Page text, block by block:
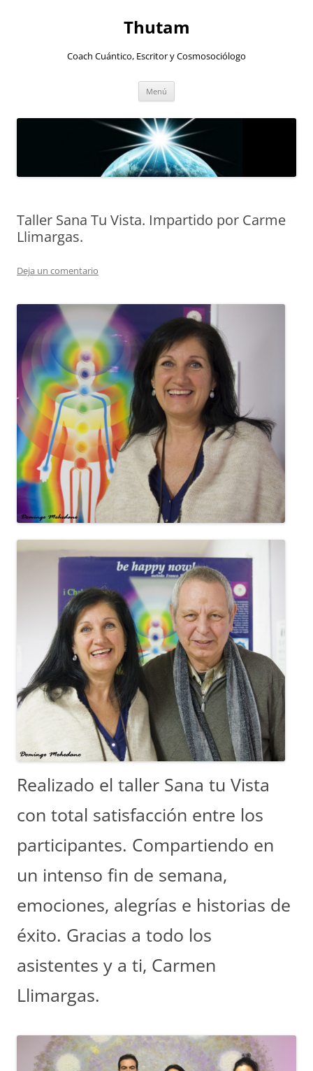
Thutam
Coach Cuántico, Escritor y Cosmosociólogo
Menú
Taller Sana Tu Vista. Impartido por Carme
Llimargas.
Deja un comentario
Realizado el taller Sana tu Vista
con total satisfacción entre los
participantes. Compartiendo en
un intenso fin de semana,
emociones, alegrías e historias de
éxito. Gracias a todo los
asistentes y a ti, Carmen
Llimargas.